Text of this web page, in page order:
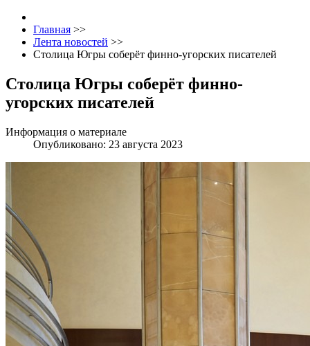
Главная >>
Лента новостей >>
Столица Югры соберёт финно-угорских писателей
Столица Югры соберёт финно-
угорских писателей
Информация о материале
Опубликовано: 23 августа 2023